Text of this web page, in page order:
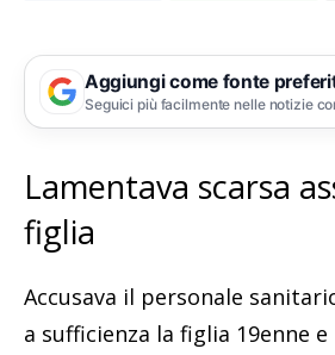
Aggiungi come fonte
Seguici più facilmente nelle notizie
Lamentava scarsa
figlia
Accusava il personale
a sufficienza la figlia 19enne